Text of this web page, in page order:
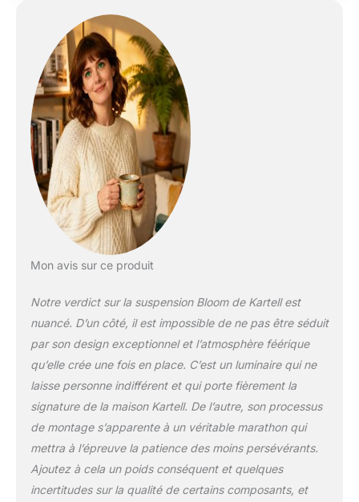
Mon avis sur ce produit
Notre verdict sur la suspension Bloom de Kartell est
nuancé. D’un côté, il est impossible de ne pas être séduit
par son design exceptionnel et l’atmosphère féérique
qu’elle crée une fois en place. C’est un luminaire qui ne
laisse personne indifférent et qui porte fièrement la
signature de la maison Kartell. De l’autre, son processus
de montage s’apparente à un véritable marathon qui
mettra à l’épreuve la patience des moins persévérants.
Ajoutez à cela un poids conséquent et quelques
incertitudes sur la qualité de certains composants, et